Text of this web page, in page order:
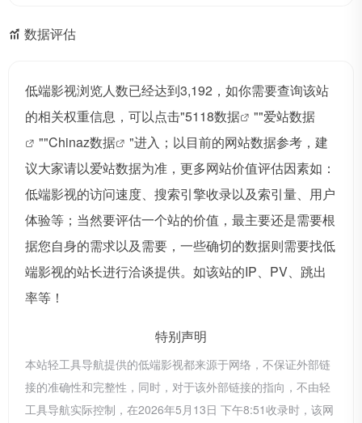
数据评估
低端影视浏览人数已经达到3,192，如你需要查询该站
的相关权重信息，可以点击"5118数据 ""爱站数据
""Chinaz数据
"进入；以目前的网站数据参考，建
议大家请以爱站数据为准，更多网站价值评估因素如：
低端影视的访问速度、搜索引擎收录以及索引量、用户
体验等；当然要评估一个站的价值，最主要还是需要根
据您自身的需求以及需要，一些确切的数据则需要找低
端影视的站长进行洽谈提供。如该站的IP、PV、跳出
率等！
特别声明
本站轻工具导航提供的低端影视都来源于网络，不保证外部链
接的准确性和完整性，同时，对于该外部链接的指向，不由轻
工具导航实际控制，在2026年5月13日 下午8:51收录时，该网